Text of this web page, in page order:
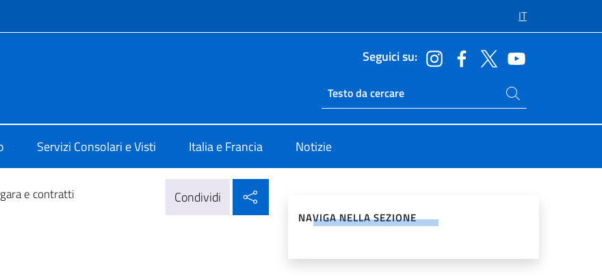
IT
Seguici su:
Ricerca sito live
Cerca nel sito
Servizi Consolari e Visti Italia e Francia Notizie
e contratti Condividi
NAVIGA NELLA SEZIONE